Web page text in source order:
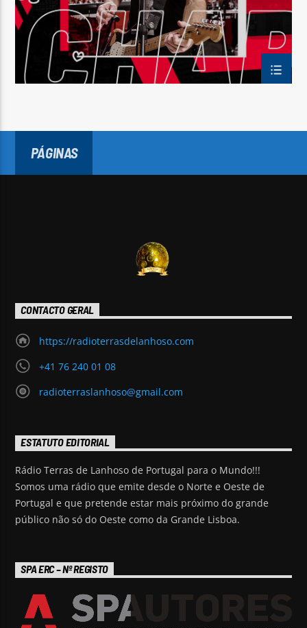
PÁGINAS
CONTACTO GERAL
https://radioterrasdelanhoso.com
+41 76 240 01 08
radioterraslanhoso@gmail.com
ESTATUTO EDITORIAL
Rádio Terras de Lanhoso de Portugal para o Mundo!!!
Somos uma rádio que emite desde o Norte e Oeste de
Portugal e que pretende estar mais próximo do grande
público não só do Oeste como da Grande Lisboa.
SPA ERC – Nº REGISTO